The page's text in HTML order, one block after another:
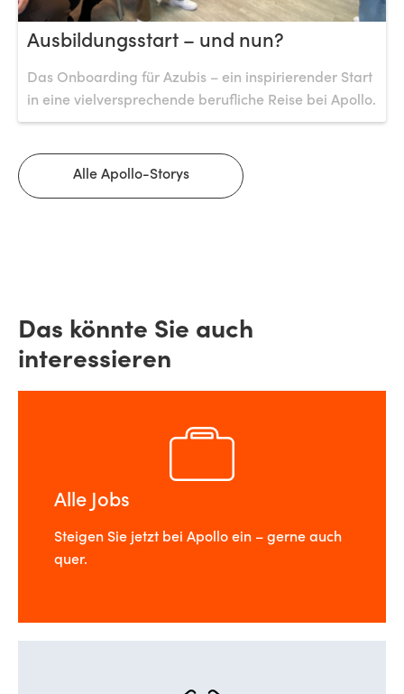
Ausbildungsstart – und nun?
Das Onboarding für Azubis – ein inspirierender Start
in eine vielversprechende berufliche Reise bei Apollo.
Alle Apollo-Storys
Das könnte Sie auch
interessieren
Alle Jobs
Steigen Sie jetzt bei Apollo ein – gerne auch
quer.